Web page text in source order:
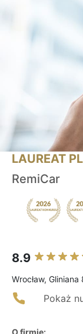
LAUREAT
RemiCar
8.9
Wrocław, Gliniana
Pokaż
O firmie: